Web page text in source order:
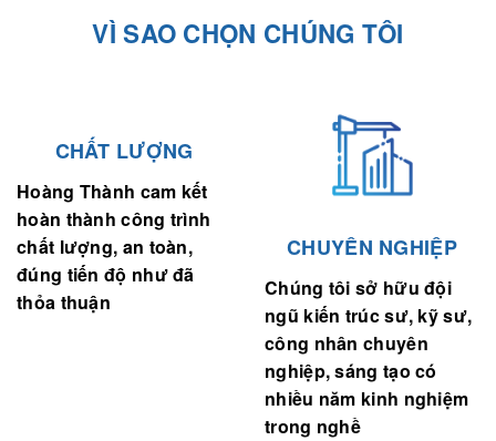
VÌ SAO CHỌN CHÚNG TÔI
CHẤT LƯỢNG
Hoàng Thành cam kết
hoàn thành công trình
chất lượng, an toàn,
đúng tiến độ như đã
thỏa thuận
CHUYÊN NGHIỆP
Chúng tôi sở hữu đội
ngũ kiến trúc sư, kỹ sư,
công nhân chuyên
nghiệp, sáng tạo có
nhiều năm kinh nghiệm
trong nghề